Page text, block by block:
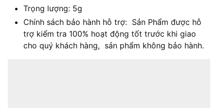
Trọng lượng: 5g
Chính sách bảo hành hỗ trợ: Sản Phẩm được hỗ
trợ kiểm tra 100% hoạt động tốt trước khi giao
cho quý khách hàng, sản phẩm không bảo hành.